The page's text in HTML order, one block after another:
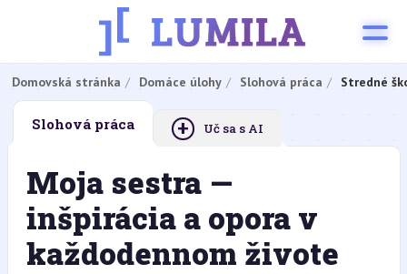
Domovská stránka Domáce úlohy Slohová práca Stredné
Slohová práca + Uč sa s AI
Moja sestra —
inšpirácia a opora v
každodennom živote